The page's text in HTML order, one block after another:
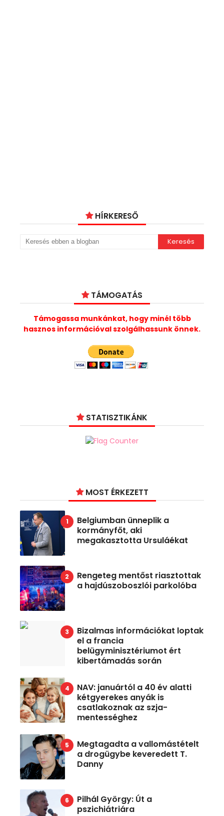
HÍRKERESŐ
TÁMOGATÁS
Támogassa munkánkat, hogy minél több
hasznos információval szolgálhassunk önnek.
STATISZTIKÁNK
MOST ÉRKEZETT
Belgiumban ünneplik a
kormányfőt, aki
megakasztotta Ursuláékat
Rengeteg mentőst riasztottak
a hajdúszoboszlói parkolóba
Bizalmas információkat loptak
el a francia
belügyminisztériumot ért
kibertámadás során
NAV: januártól a 40 év alatti
kétgyerekes anyák is
csatlakoznak az szja-
mentességhez
Megtagadta a vallomástételt
a drogügybe keveredett T.
Danny
Pilhál György: Út a
pszichiátriára